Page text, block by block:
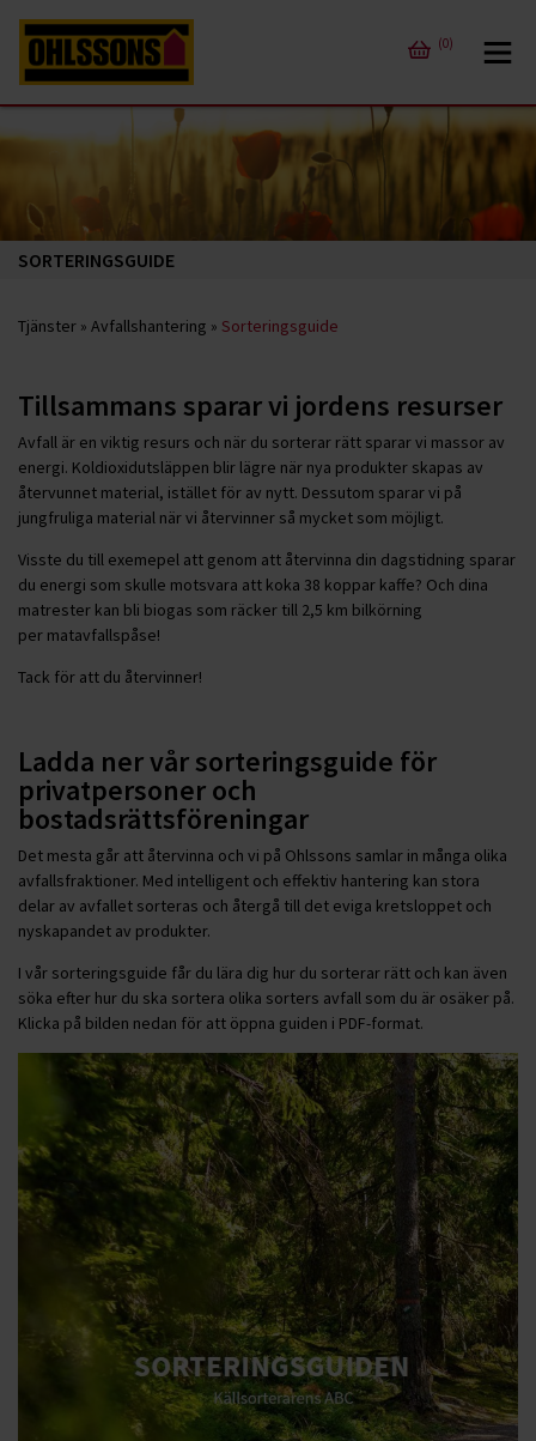
(0)
SORTERINGSGUIDE
Tjänster » Avfallshantering » Sorteringsguide
Tillsammans sparar vi jordens resurser
Avfall är en viktig resurs och när du sorterar rätt sparar vi massor av
energi. Koldioxidutsläppen blir lägre när nya produkter skapas av
återvunnet material, istället för av nytt. Dessutom sparar vi på
jungfruliga material när vi återvinner så mycket som möjligt.
Visste du till exemepel att genom att återvinna din dagstidning sparar
du energi som skulle motsvara att koka 38 koppar kaffe? Och dina
matrester kan bli biogas som räcker till 2,5 km bilkörning
per matavfallspåse!
Tack för att du återvinner!
Ladda ner vår sorteringsguide för
privatpersoner och
bostadsrättsföreningar
Det mesta går att återvinna och vi på Ohlssons samlar in många olika
avfallsfraktioner. Med intelligent och effektiv hantering kan stora
delar av avfallet sorteras och återgå till det eviga kretsloppet och
nyskapandet av produkter.
I vår sorteringsguide får du lära dig hur du sorterar rätt och kan även
söka efter hur du ska sortera olika sorters avfall som du är osäker på.
Klicka på bilden nedan för att öppna guiden i PDF-format.